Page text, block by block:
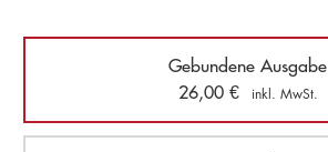
Gebundene Ausgabe
26,00 € inkl. MwSt.